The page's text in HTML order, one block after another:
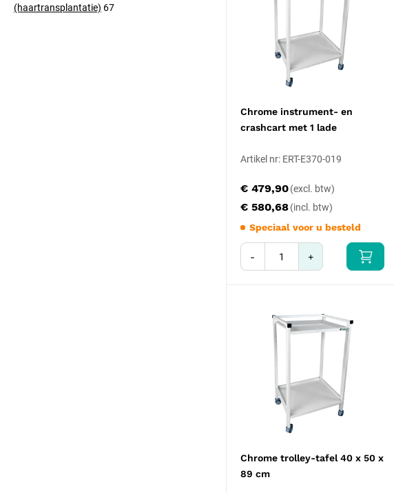
Chrome instrument- en
crashcart met 1 lade
Artikel nr: ERT-E370-019
€ 580,68
€ 479,90
Speciaal voor u besteld
- +
Chrome trolley-tafel 40 x 50 x
89 cm
(haartransplantatie) 67